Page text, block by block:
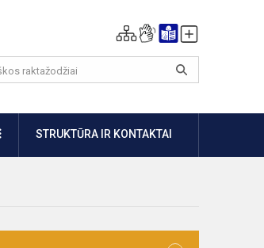
DAUGIAUSTRUKTŪRA IR KONTAKTAI